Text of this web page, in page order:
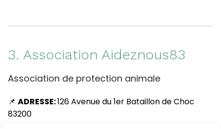
3. Association Aideznous83
Association de protection animale
📌 ADRESSE:126 Avenue du 1er Bataillon de Choc
83200